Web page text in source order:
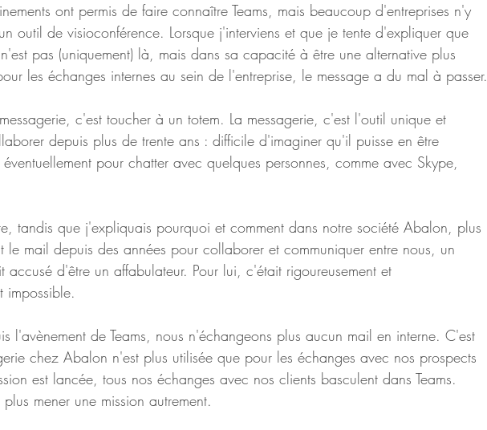
ont permis de faire connaître Teams, mais beaucoup d'entreprises n'y
outil de visioconférence. Lorsque j'interviens et que je tente d'expliquer que
pas (uniquement) là, mais dans sa capacité à être une alternative plus
les échanges internes au sein de l'entreprise, le message a du mal à passer.
c'est toucher à un totem. La messagerie, c'est l'outil unique et
depuis plus de trente ans : difficile d'imaginer qu'il puisse en être
pour chatter avec quelques personnes, comme avec Skype,
tandis que j'expliquais pourquoi et comment dans notre société Abalon, plus
le mail depuis des années pour collaborer et communiquer entre nous, un
accusé d'être un affabulateur. Pour lui, c'était rigoureusement et
impossible.
l'avènement de Teams, nous n'échangeons plus aucun mail en interne. C'est
chez Abalon n'est plus utilisée que pour les échanges avec nos prospects
est lancée, tous nos échanges avec nos clients basculent dans Teams.
mener une mission autrement.